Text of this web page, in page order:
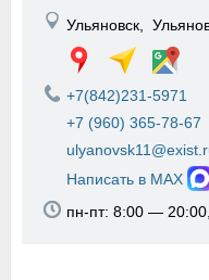
Ульяновск,
+7(842)231-5971
+7 (960) 365-78-67
Написать в MAX
пн-пт: 8:00 —